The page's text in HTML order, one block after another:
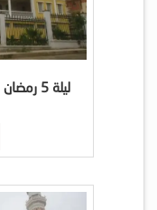
ليلة 5 رمضان 1437 هـ | عبد الحكيم لموشية